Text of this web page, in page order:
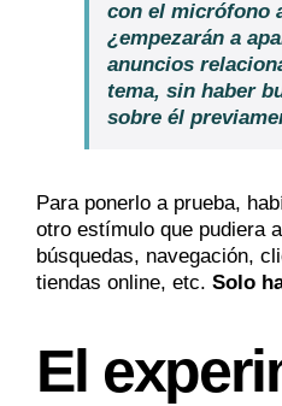
con el micrófono
¿empezarán a
anuncios
tema, sin haber
sobre él
Para ponerlo a prueba,
otro estímulo que pudiera
búsquedas, navegación,
tiendas online, etc. Solo
El